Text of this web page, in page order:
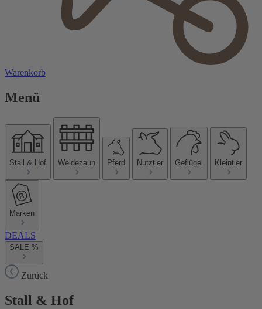
Warenkorb
Menü
Stall & Hof Weidezaun Pferd Nutztier Geflügel Kleintier
Marken
DEALS
SALE %
Zurück
Stall & Hof